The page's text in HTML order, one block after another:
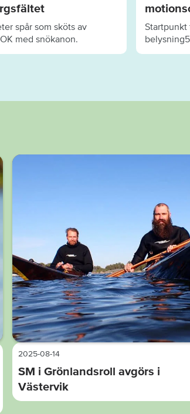
spår som sköts av
med snökanon.
Startpunkt
2025-08-14
SM i Grönlandsroll avgörs i
Västervik